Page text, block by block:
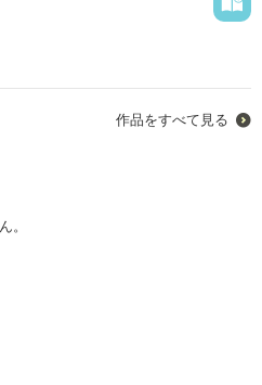
作品をすべて見る
。